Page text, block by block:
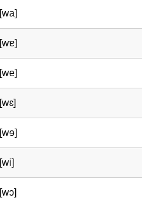
[wa]
[wɐ]
[we]
[wɛ]
[wɘ]
[wi]
[wɔ]